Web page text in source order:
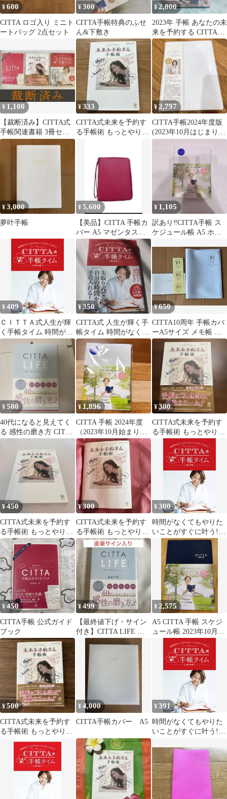
¥600
CITTA ロゴ入り ミニト
ートバッグ 2点セット
¥300
CITTA手帳特典のふせ
ん&下敷き
¥2,000
2023年 手帳 あなたの未
来を予約する CITTA
DIARY
¥ 1,100
【裁断済み】CITTA式
手帳関連書籍 3冊セッ
ト
¥333
CITTA式未来を予約す
る手帳術 もっとやりた
¥2,797
CITTA手帳2024年度版
(2023年10月はじまり）
B6
¥3,000
夢叶手帳
¥5,600
【美品】CITTA 手帳カ
バー A5 マゼンタスト
ラップ付
¥ 1,105
訳あり‼️CITTA手帳 ス
ケジュール帳 A5 ホワ
¥409
ＣＩＴＴＡ式人生が輝
く手帳タイム 時間がな
くてもやりたいことが
すぐに叶う！/ＫＡＤＯ
ＫＡＷＡ/青木千草（単
¥350
CITTA式 人生が輝く手
帳タイム 時間がなくて
もやりたいことがすぐ
に叶う!
¥650
CITTA10周年 手帳カバ
ーA5サイズ メモ帳 シ
ール
¥500
40代になると見えてく
る 感性の磨き方 CITTA
LIFE
¥1,896
CITTA 手帳 2024年度
（2023年10月始まり）
A5 ピュアホワイト
¥300
CITTA式未来を予約す
る手帳術 もっとやりた
いことなりたい私を叶
¥450
CITTA式未来を予約す
る手帳術 もっとやりた
いことなりたい私を叶
える!
¥300
CITTA式未来を予約す
る手帳術 もっとやりた
いことなりたい私を叶
える!
¥300
時間がなくてもやりた
いことがすぐに叶う!
CITTA式 人生が輝く手
帳タイム
¥450
CITTA手帳 公式ガイド
ブック
¥499
【最終値下げ・サイン
付き】CITTA LIFE 青
¥2,575
A5 CITTA 手帳 スケジ
ュール帳 2023年10月始
¥500
CITTA式未来を予約す
る手帳術 もっとやりた
いことなりたい私を叶
¥4,000
CITTA手帳カバー A5
¥391
時間がなくてもやりた
いことがすぐに叶う!
帳タイム／青木 千草